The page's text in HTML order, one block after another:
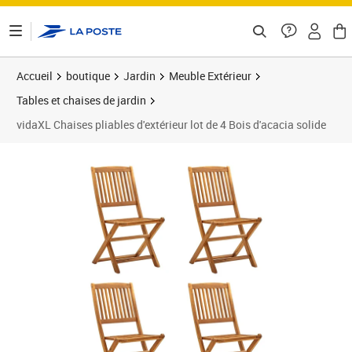
Accueil boutique Jardin
Meuble Extérieur
Tables et chaises de jardin
vidaXL Chaises pliables d'extérieur lot de 4 Bois d'acacia solide